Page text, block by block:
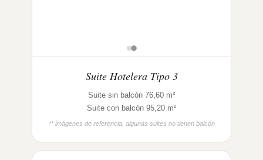
Suite Hotelera Tipo 3
Suite sin balcón 76,60 m²
Suite con balcón 95,20 m²
** imágenes de referencia, algunas suites no tienen balcón